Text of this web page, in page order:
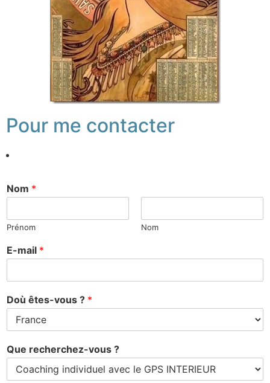
Pour me contacter
Nom *
Prénom Nom
E-mail *
Doù êtes-vous ? *
Que recherchez-vous ?